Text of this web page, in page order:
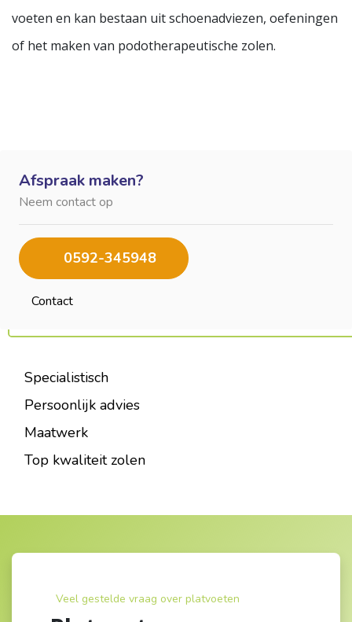
voeten en kan bestaan uit schoenadviezen, oefeningen
of het maken van podotherapeutische zolen.
Afspraak maken?
Neem contact op
0592-345948
Contact
Specialistisch
Persoonlijk advies
Maatwerk
Top kwaliteit zolen
Veel gestelde vraag over platvoeten